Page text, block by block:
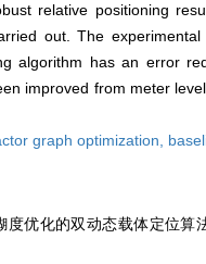
relative positioning
out. The
algorithm has an error
improved from meter
graph optimization,
优化的双动态载体定位算